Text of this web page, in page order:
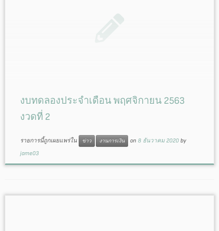
งบทดลองประจำเดือน พฤศจิกายน 2563
งวดที่ 2
รายการนี้ถูกเผยแพร่ใน ข่าว งานการเงิน on 8 ธันวาคม 2020 by
jame03